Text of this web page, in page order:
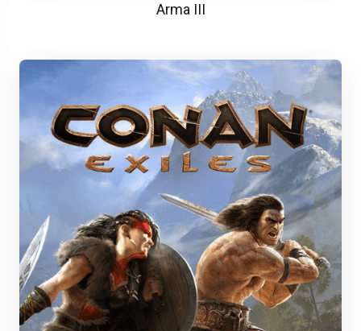
Arma III